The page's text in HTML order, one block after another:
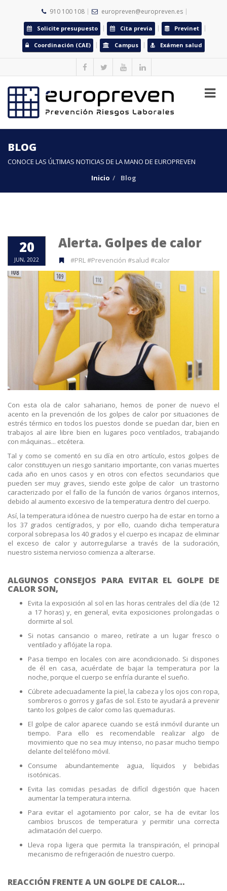
910 100 108 europreven@europreven.es
Solicite presupuesto Cita previa Previnet
Coordinación (CAE) Campus Exámen salud
BLOG
CONOCE LAS ÚLTIMAS NOTICIAS DE LA MANO DE EUROPREVEN
Inicio
Blog
20
JUN, 2022
Alerta. Golpes de calor
#PRL #Prevención #salud #calor
Con esta ola de calor sahariano, hemos de poner de nuevo el
acento en la prevención de los golpes de calor por situaciones de
estrés térmico en todos los puestos donde se puedan dar, bien en
trabajos al aire libre bien en lugares poco ventilados, trabajando
con máquinas... etcétera.
Tal y como se comentó en su día en otro artículo, estos golpes de
calor constituyen un riesgo sanitario importante, con varias muertes
cada año en unos casos y en otros con efectos secundarios que
pueden ser muy graves, siendo este golpe de calor un trastorno
caracterizado por el fallo de la función de varios órganos internos,
debido al aumento excesivo de la temperatura dentro del cuerpo.
Así, la temperatura idónea de nuestro cuerpo ha de estar en torno a
los 37 grados centígrados, y por ello, cuando dicha temperatura
corporal sobrepasa los 40 grados y el cuerpo es incapaz de eliminar
el exceso de calor y autorregularse a través de la sudoración,
nuestro sistema nervioso comienza a alterarse.
ALGUNOS CONSEJOS PARA EVITAR EL GOLPE DE
CALOR SON,
Evita la exposición al sol en las horas centrales del día (de 12
a 17 horas) y, en general, evita exposiciones prolongadas o
dormirte al sol.
Si notas cansancio o mareo, retírate a un lugar fresco o
ventilado y aflójate la ropa.
Pasa tiempo en locales con aire acondicionado. Si dispones
de él en casa, acuérdate de bajar la temperatura por la
noche, porque el cuerpo se enfría durante el sueño.
Cúbrete adecuadamente la piel, la cabeza y los ojos con ropa,
sombreros o gorros y gafas de sol. Esto te ayudará a prevenir
tanto los golpes de calor como las quemaduras.
El golpe de calor aparece cuando se está inmóvil durante un
tiempo. Para ello es recomendable realizar algo de
movimiento que no sea muy intenso, no pasar mucho tiempo
delante del teléfono móvil.
Consume abundantemente agua, líquidos y bebidas
isotónicas.
Evita las comidas pesadas de difícil digestión que hacen
aumentar la temperatura interna.
Para evitar el agotamiento por calor, se ha de evitar los
cambios bruscos de temperatura y permitir una correcta
aclimatación del cuerpo.
Lleva ropa ligera que permita la transpiración, el principal
mecanismo de refrigeración de nuestro cuerpo.
REACCIÓN FRENTE A UN GOLPE DE CALOR…